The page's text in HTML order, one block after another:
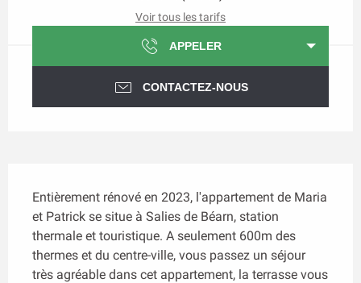
Voir tous les tarifs
APPELER
CONTACTEZ-NOUS
Entièrement rénové en 2023, l'appartement de Maria
et Patrick se situe à Salies de Béarn, station
thermale et touristique. A seulement 600m des
thermes et du centre-ville, vous passez un séjour
très agréable dans cet appartement, la terrasse vous